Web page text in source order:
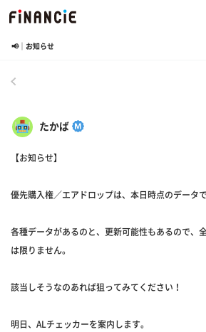
📢｜お知らせ
たかば
【お知らせ】
優先購入権／エアドロップは、本日時点のデータ
各種データがあるのと、更新可能性もあるので、
は限りません。
該当しそうなのあれば狙ってみてください！
明日、ALチェッカーを案内します。